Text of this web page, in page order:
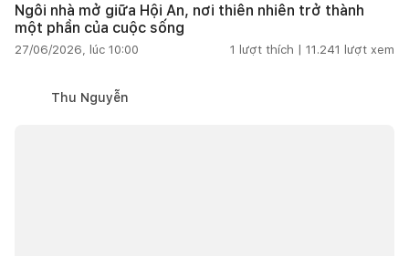
Ngôi nhà mở giữa Hội An, nơi thiên nhiên trở thành
một phần của cuộc sống
27/06/2026, lúc 10:00 1 lượt thích | 11.241 lượt xem
Thu Nguyễn